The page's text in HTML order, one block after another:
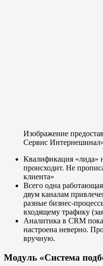
Изображение
Сервис
Квалификация «лида»
происходит. Не
клиента»
Всего одна
двум каналам
разные бизнес-
входящему трафику
Аналитика в CRM
настроена неверно.
вручную.
Модуль «Система